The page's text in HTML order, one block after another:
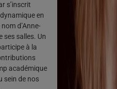
s’inscrit
en
d’Anne-
ses salles. Un
à la
académique
sein de nos